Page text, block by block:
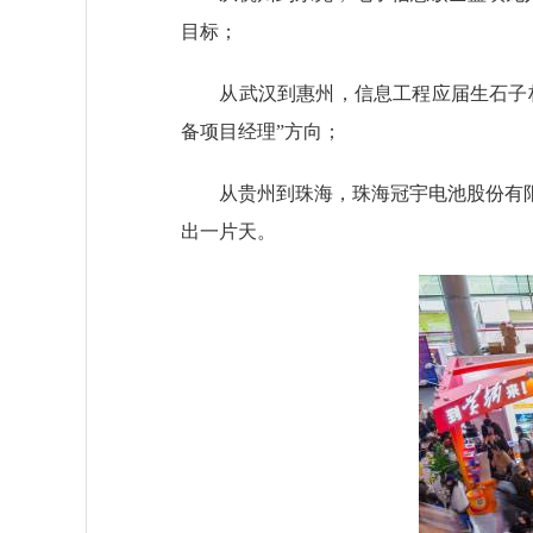
目标；
从武汉到惠州，信息工程应届生石子
备项目经理”方向；
从贵州到珠海，珠海冠宇电池股份有
出一片天。